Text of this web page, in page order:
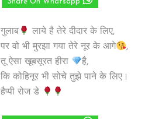
गुलाब
लाये है तेरे दीदार के लिए,
पर वो भी मुरझा गया तेरे नूर के आगे
,
तू ऐसा खूबसूरत हीरा
है,
कि कोहिनूर भी सोचे तुझे पाने के लिए।
हैप्पी रोज डे